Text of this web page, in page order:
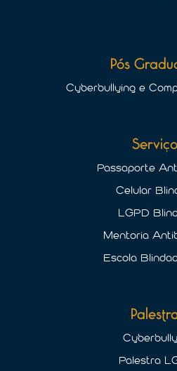
Pós
Cyberbullying e
Passaporte
Celular
LGPD
Mentoria
Escola
Palestra